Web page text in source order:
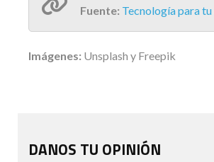
Fuente: Tecnología para
Imágenes: Unsplash y Freepik
DANOS TU OPINIÓN